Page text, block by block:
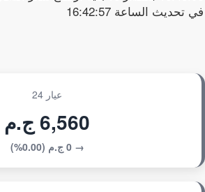
في تحديث الساعة 16:42:57
عيار 24
6,560 ج.م
→ 0 ج.م (0.00%)